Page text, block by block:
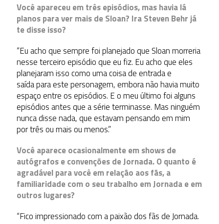
Você apareceu em três episódios, mas havia lá
planos para ver mais de Sloan? Ira Steven Behr já
te disse isso?
“Eu acho que sempre foi planejado que Sloan morreria
nesse terceiro episódio que eu fiz. Eu acho que eles
planejaram isso como uma coisa de entrada e
saída para este personagem, embora não havia muito
espaço entre os episódios. E o meu último foi alguns
episódios antes que a série terminasse. Mas ninguém
nunca disse nada, que estavam pensando em mim
por três ou mais ou menos.”
Você aparece ocasionalmente em shows de
autógrafos e convenções de Jornada. O quanto é
agradável para você em relação aos fãs, a
familiaridade com o seu trabalho em Jornada e em
outros lugares?
“Fico impressionado com a paixão dos fãs de Jornada.